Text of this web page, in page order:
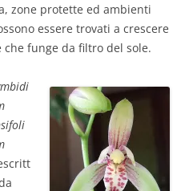
zone protette ed ambienti
essere trovati a crescere
funge da filtro del sole.